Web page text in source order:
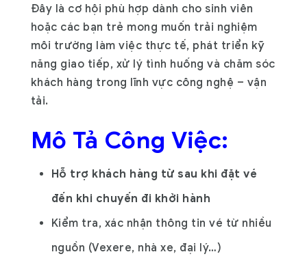
Đây là cơ hội phù hợp dành cho sinh viên
hoặc các bạn trẻ mong muốn trải nghiệm
môi trường làm việc thực tế, phát triển kỹ
năng giao tiếp, xử lý tình huống và chăm sóc
khách hàng trong lĩnh vực công nghệ – vận
tải.
Mô Tả Công Việc:
Hỗ trợ khách hàng từ sau khi đặt vé
đến khi chuyến đi khởi hành
Kiểm tra, xác nhận thông tin vé từ nhiều
nguồn (Vexere, nhà xe, đại lý…)